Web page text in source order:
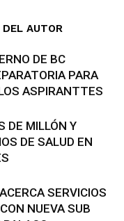
DEL AUTOR
DE BC
PARA
ASPIRANTTES
DE MILLÓN Y
DE SALUD EN
SERVICIOS
NUEVA SUB